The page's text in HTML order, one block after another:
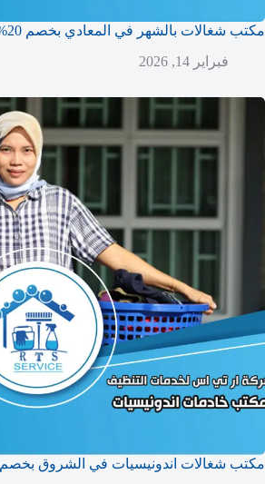
مكتب شغالات بالشهر في المعادي بخصم 20%
فبراير 14, 2026
مكتب شغالات اندونيسيات في الشروق بخصم 20%